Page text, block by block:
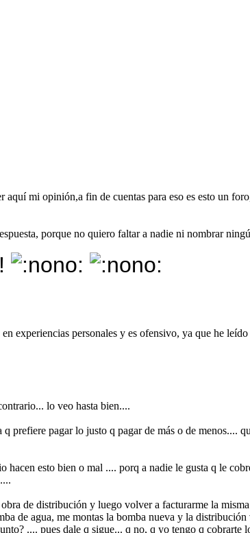
mi opinión,a fin de cuentas para eso es esto un
porque no quiero faltar a nadie ni nombrar
experiencias personales y es ofensivo, ya que he
lo veo hasta bien....
prefiere pagar lo justo q pagar de más o de menos....
hacen esto bien o mal .... porq a nadie le gusta q le
de distribución y luego volver a facturarme la
de agua, me montas la bomba nueva y la
.... pues dale q sigue... q no, q yo tengo q cobrarte